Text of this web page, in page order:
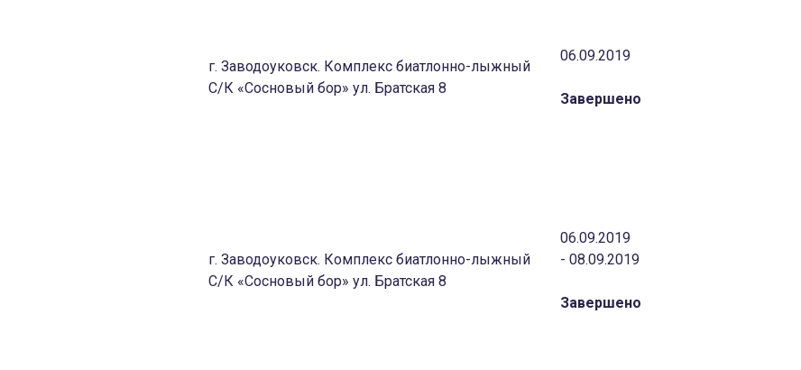
г. Заводоуковск. Комплекс биатлонно-лыжный
С/К «Сосновый бор» ул. Братская 8
06.09.2019
Завершено
г. Заводоуковск. Комплекс биатлонно-лыжный
С/К «Сосновый бор» ул. Братская 8
06.09.2019
- 08.09.2019
Завершено